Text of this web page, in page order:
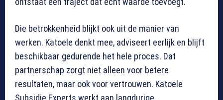
Die betrokkenheid blijkt ook uit de manier van
werken. Katoele denkt mee, adviseert eerlijk en blijft
beschikbaar gedurende het hele proces. Dat
partnerschap zorgt niet alleen voor betere
resultaten, maar ook voor vertrouwen. Katoele
Subsidie Experts werkt aan langdurige